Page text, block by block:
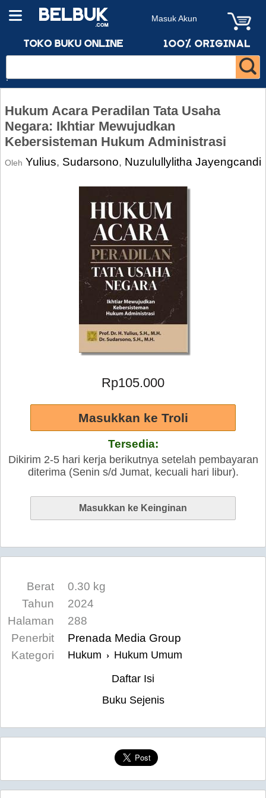
Masuk Akun
Hukum Acara Peradilan Tata Usaha
Negara: Ikhtiar Mewujudkan
Kebersisteman Hukum Administrasi
Oleh Yulius, Sudarsono, Nuzulullylitha Jayengcandi
Rp105.000
Tersedia:
Dikirim 2-5 hari kerja berikutnya setelah pembayaran
diterima (Senin s/d Jumat, kecuali hari libur).
Berat
0.30 kg
Tahun
2024
Halaman
288
Penerbit
Prenada Media Group
Kategori
Hukum › Hukum Umum
Daftar Isi
Buku Sejenis